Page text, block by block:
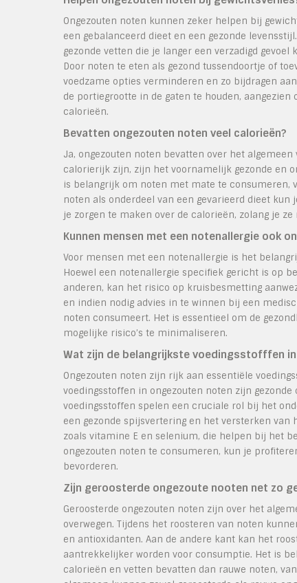
Ongezouten noten kunnen zeker helpen bij
een gebalanceerd dieet en een gezonde
gezonde vetten die je langer een verzadigd
Door noten te eten als gezond tussendoortje of
voedzame opties verminderen en zo bijdragen
de portiegrootte in de gaten te houden,
calorieën.
Bevatten ongezouten noten veel calorieën?
Ja, ongezouten noten bevatten over het
calorierijk zijn, zijn het voornamelijk gezonde en
is belangrijk om noten met mate te consumeren,
noten als onderdeel van een gevarieerd dieet
je zorgen te maken over de calorieën, zolang je
Kunnen mensen met een notenallergie ook
Voor mensen met een notenallergie is het
Hoewel een notenallergie specifiek gericht is op
anderen, kan het risico op kruisbesmetting
en indien nodig advies in te winnen bij een
noten consumeert. Het is essentieel om de
mogelijke risico’s te minimaliseren.
Wat zijn de belangrijkste voedingsstofffen
Ongezouten noten zijn rijk aan essentiële
voedingsstoffen in ongezouten noten zijn
voedingsstoffen spelen een cruciale rol bij het
een gezonde spijsvertering en het versterken
zoals vitamine E en selenium, die helpen bij het
ongezouten noten te consumeren, kun je
bevorderen.
Zijn geroosterde ongezoute nooten net zo
Geroosterde ongezouten noten zijn over het
overwegen. Tijdens het roosteren van noten
en antioxidanten. Aan de andere kant kan het
aantrekkelijker worden voor consumptie. Het is
calorieën en vetten bevatten dan rauwe noten,